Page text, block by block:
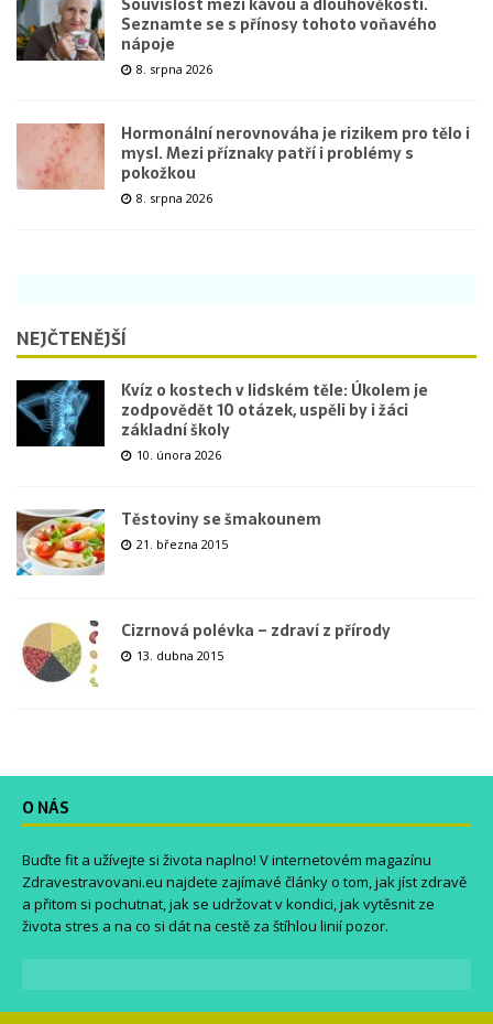
Seznamte se s přínosy tohoto voňavého
nápoje
8. srpna 2026
Hormonální nerovnováha je rizikem pro tělo i
mysl. Mezi příznaky patří i problémy s
pokožkou
8. srpna 2026
NEJČTENĚJŠÍ
Kvíz o kostech v lidském těle: Úkolem je
zodpovědět 10 otázek, uspěli by i žáci
základní školy
10. února 2026
Těstoviny se šmakounem
21. března 2015
Cizrnová polévka – zdraví z přírody
13. dubna 2015
O NÁS
Buďte fit a užívejte si života naplno! V internetovém magazínu
Zdravestravovani.eu najdete zajímavé články o tom, jak jíst zdravě
a přitom si pochutnat, jak se udržovat v kondici, jak vytěsnit ze
života stres a na co si dát na cestě za štíhlou linií pozor.